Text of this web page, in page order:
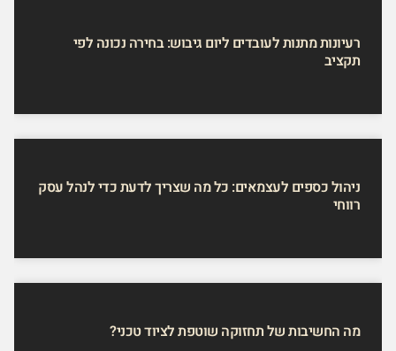
רעיונות מתנות לעובדים ליום גיבוש: בחירה נכונה לפי
תקציב
ניהול כספים לעצמאים: כל מה שצריך לדעת כדי לנהל עסק
רווחי
מה החשיבות של תחזוקה שוטפת לציוד טכני?